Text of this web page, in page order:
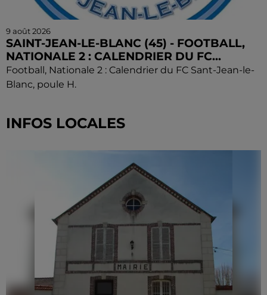
9 août 2026
SAINT-JEAN-LE-BLANC (45) - FOOTBALL,
NATIONALE 2 : CALENDRIER DU FC...
Football, Nationale 2 : Calendrier du FC Sant-Jean-le-
Blanc, poule H.
INFOS LOCALES